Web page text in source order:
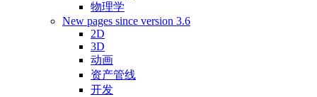
物理学
New pages since version 3.6
2D
3D
动画
资产管线
开发